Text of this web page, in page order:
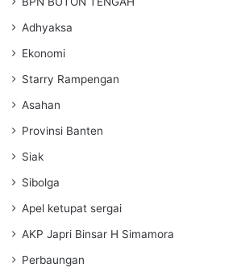
Adhyaksa
Ekonomi
Starry Rampengan
Asahan
Provinsi Banten
Siak
Sibolga
Apel ketupat sergai
AKP Japri Binsar H Simamora
Perbaungan